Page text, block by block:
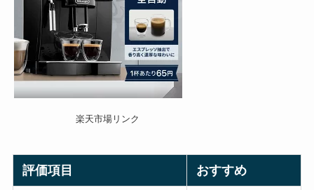
楽天市場リンク
評価項目 おすすめ